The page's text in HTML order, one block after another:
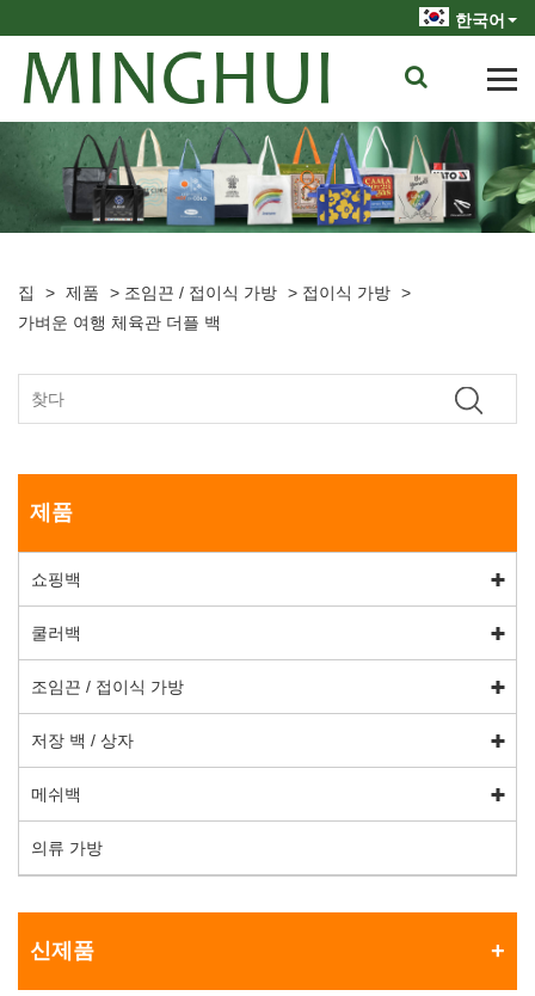
한국어
집 > 제품 > 조임끈 / 접이식 가방 > 접이식 가방 >
가벼운 여행 체육관 더플 백
제품
쇼핑백
쿨러백
조임끈 / 접이식 가방
저장 백 / 상자
메쉬백
의류 가방
신제품